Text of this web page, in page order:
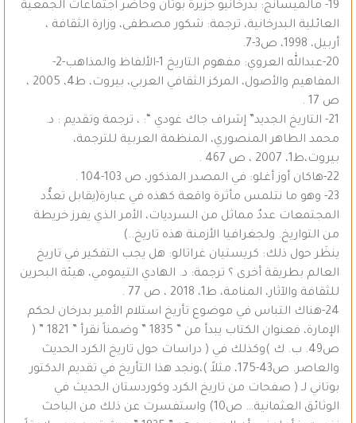
19- مالميسانج: بدرخانيو جزيرة بوتان وحاضر اجتماعات الجمعية
العائلية البدرخانية، ترجمة: شكور مصطفى، وزارة الثقافة ،
أربيل، 1998، ص3-7.
20-عبدالله العروي: مفهوم التاريخ 1-الألفاظ والمذاهب-2-
المفاهيم والأصول، المركز الثقافي العربي، بيروت، ط4، 2005 ،
ص 17 .
21- التاريخ الجديد” إشراف جاك غودي “: ، ترجمة وتقديم : د.
محمد الطاهر المنصوري، المنظمة العربية للترجمة،
بيروت،ط1، 2007 ، ص 467 .
22-هاكان أوز أغلو: في المصدر المذكور، ص 103-104 .
23- وهو ما نتلمس مأثرة واقعة كهذه في عبارة(يقابل تعدُّد
المجتمعات عددٌ مماثل من السرديات، الأمر الذي يفرز خريطة
من التواريخ. ولجغرافيا الأزمنة هذه تاريخ..)
ينظَر حول ذلك: كريستيان غراتالو: هل يجب التفكير في تاريخ
العالم بطريقة أخرى ؟ ترجمة: د. الهادي التيمومي، هيئة البحرين
للثقافة والآثار، المنامة، ط1، 2018 ، ص 77 .
24-هناك التباس في موضوع تأريخ استلام الأمير بدرخان لحكم
الإمارة، فعنوان الكتاب يبدأ من ” 1835 ” وضمناً نقرأ ” 1821 ” (
ص49. ب. ك )وكذلك في ( دراسات حول تاريخ الكرد الحديث
والعاصر. ص43-175، مثلاً )،ونجد هذا التأريخ في تقديم الدكتور
بوتاني لـ ( صفحات من تاريخ الكرد وكوردستان الحديث في
الوثائق العثمانية… ص10) واستفسرت عن ذلك من الباحث